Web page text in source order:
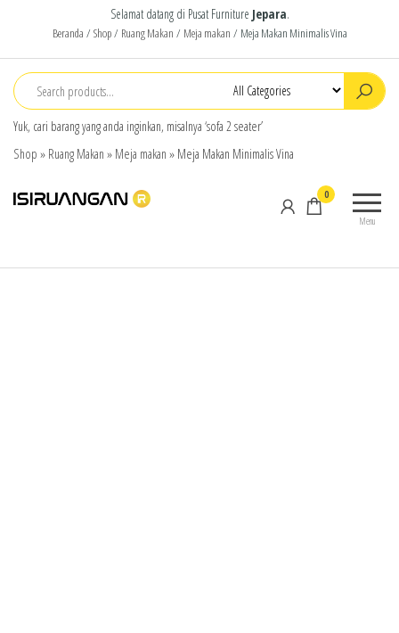
Selamat datang di Pusat Furniture Jepara.
Beranda / Shop/ Ruang Makan / Meja makan / Meja Makan Minimalis Vina
Yuk, cari barang yang anda inginkan, misalnya ‘sofa 2 seater’
Shop » Ruang Makan » Meja makan » Meja Makan Minimalis Vina
products
Menu
0